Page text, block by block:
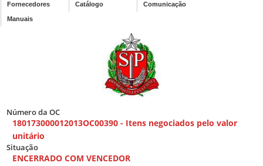
Fornecedores Catálogo Comunicação
Manuais
Número da OC
180173000012013OC00390 - Itens negociados pelo valor
unitário
Situação
ENCERRADO COM VENCEDOR